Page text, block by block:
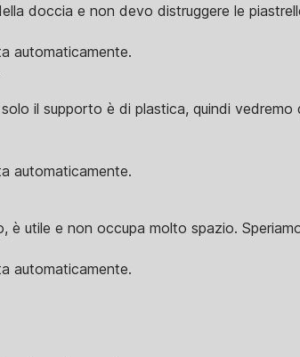
doccia e non devo distruggere le
automaticamente.
il supporto è di plastica, quindi
automaticamente.
utile e non occupa molto spazio.
automaticamente.